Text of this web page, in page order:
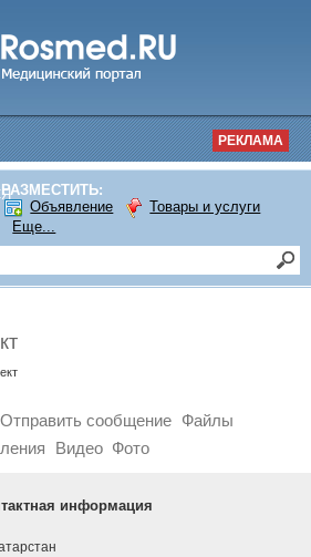
РЕКЛАМА
РАЗМЕСТИТЬ:
Объявление
Товары и услуги
Еще...
Отправить сообщение Файлы
Видео Фото
информация